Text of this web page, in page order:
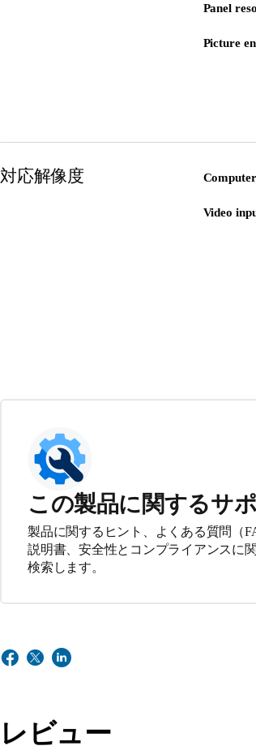
Panel
Picture
対応解像度
Video
この製品に関するサ
製品に関するヒント、よくある質問（
説明書、安全性とコンプライアンスに
検索します。
レビュー